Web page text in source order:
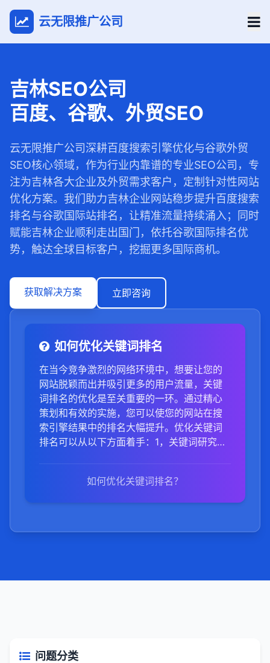
云无限推广公司
吉林SEO公司
百度、谷歌、外贸SEO
云无限推广公司深耕百度搜索引擎优化与谷歌外贸
SEO核心领域，作为行业内靠谱的专业SEO公司，专
注为吉林各大企业及外贸需求客户，定制针对性网站
优化方案。我们助力吉林企业网站稳步提升百度搜索
排名与谷歌国际站排名，让精准流量持续涌入；同时
赋能吉林企业顺利走出国门，依托谷歌国际排名优
势，触达全球目标客户，挖掘更多国际商机。
获取解决方案 立即咨询
如何优化关键词排名
在当今竞争激烈的网络环境中，想要让您的
网站脱颖而出并吸引更多的用户流量，关键
词排名的优化是至关重要的一环。通过精心
策划和有效的实施，您可以使您的网站在搜
索引擎结果中的排名大幅提升。优化关键词
排名可以从以下方面着手：1，关键词研究与
词，特别关注长尾关键词的使用。2，内容优
化：确保网站内容与所选关键词高度相关，
页面内容中融入关键词，避免堆砌。3，外部
如何优化关键词排名？
问题分类